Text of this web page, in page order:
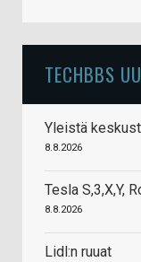
TECHBBS
Yleistä
8.8.2026
Tesla S,3,X,Y,
8.8.2026
Lidl:n ruuat